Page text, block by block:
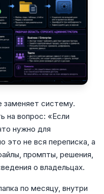
заменяет систему.
на вопрос: «Если
нужно для
это не вся переписка, а
промпты, решения,
о владельцах.
по месяцу, внутри